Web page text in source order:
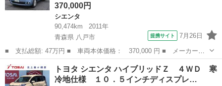
370,000円
シエンタ
90,474km
2011年
青森県 八戸市
提携サイト 7月26日
■ 支払総額: 47万円 ■ 車両本体価格： 370,000 円 ■ メーカー
名： トヨタ ■ 車種名： シエンタ ■ グレード名： Ｇ ４Ｗ
Ｄ 左側パワースライドドアー エンジンスターター キーレスエン
トリ ７人乗り Ｈ...
青森 シエンタ
トヨタ シエンタ ハイブリッドＺ ４ＷＤ 寒
冷地仕様 １０．５インチディスプレ…